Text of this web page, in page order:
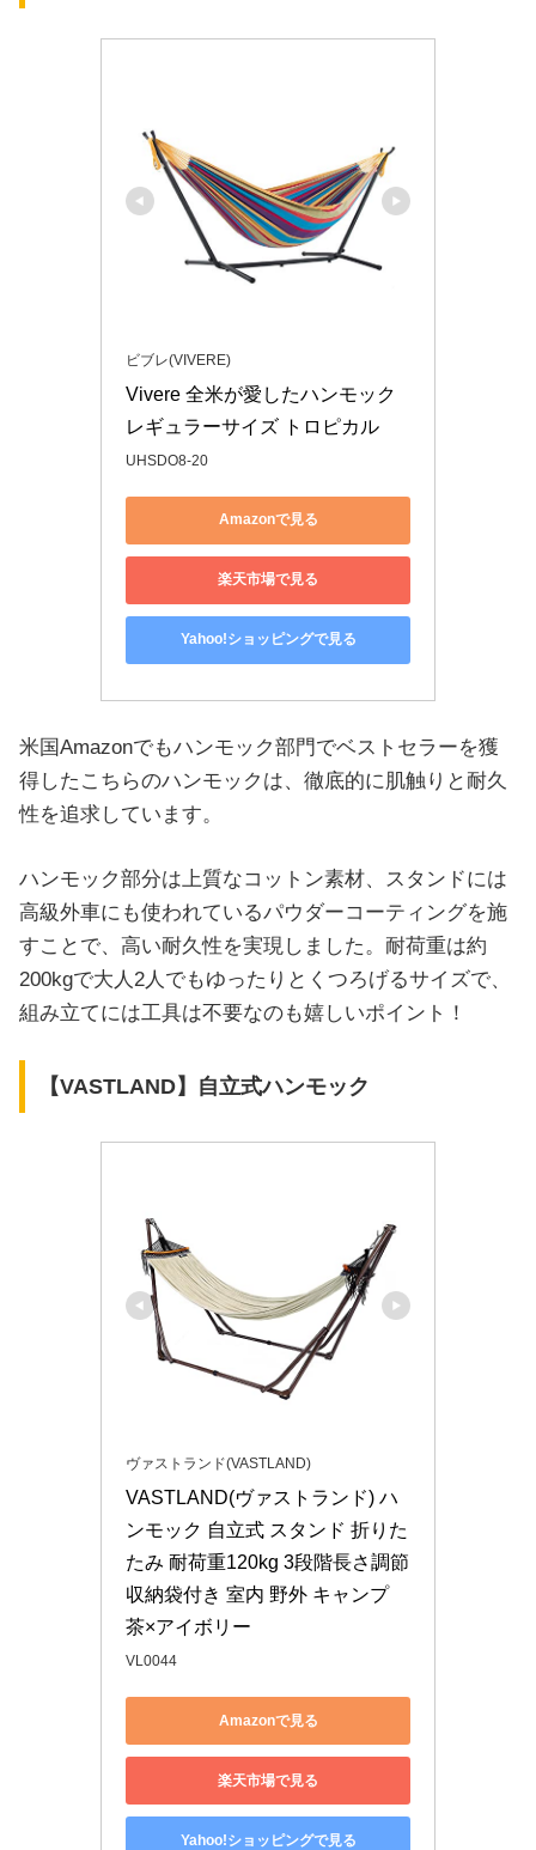
ビブレ(VIVERE)
Vivere 全米が愛したハンモック
レギュラーサイズ トロピカル
UHSDO8-20
Amazonで見る
楽天市場で見る
Yahoo!ショッピングで見る
米国Amazonでもハンモック部門でベストセラーを獲
得したこちらのハンモックは、徹底的に肌触りと耐久
性を追求しています。
ハンモック部分は上質なコットン素材、スタンドには
高級外車にも使われているパウダーコーティングを施
すことで、高い耐久性を実現しました。耐荷重は約
200kgで大人2人でもゆったりとくつろげるサイズで、
組み立てには工具は不要なのも嬉しいポイント！
【VASTLAND】自立式ハンモック
ヴァストランド(VASTLAND)
VASTLAND(ヴァストランド) ハ
ンモック 自立式 スタンド 折りた
たみ 耐荷重120kg 3段階長さ調節
収納袋付き 室内 野外 キャンプ
茶×アイボリー
VL0044
Amazonで見る
楽天市場で見る
Yahoo!ショッピングで見る